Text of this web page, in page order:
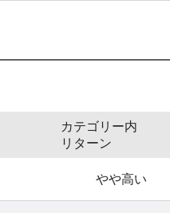
カテゴリー内
リターン
やや高い